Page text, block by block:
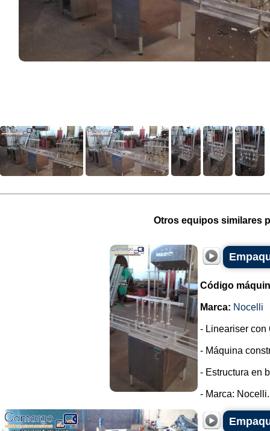
Otros equipos similares
Código
Marca: Nocelli
- Lineariser con
- Máquina
- Estructura en
- Marca: